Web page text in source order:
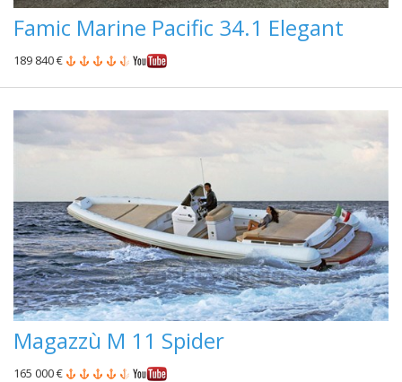
Famic Marine Pacific 34.1 Elegant
189 840 €
Magazzù M 11 Spider
165 000 €